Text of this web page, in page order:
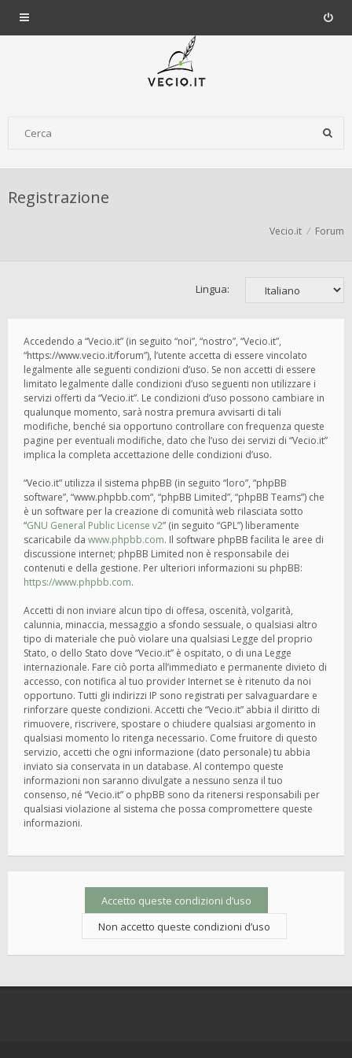
Registrazione
Vecio.it Forum
Lingua:
Accedendo a “Vecio.it” (in seguito “noi”, “nostro”, “Vecio.it”,
“https://www.vecio.it/forum”), l’utente accetta di essere vincolato
legalmente alle seguenti condizioni d’uso. Se non accetti di essere
limitato legalmente dalle condizioni d’uso seguenti non utilizzare i
servizi offerti da “Vecio.it”. Le condizioni d’uso possono cambiare in
qualunque momento, sarà nostra premura avvisarti di tali
modifiche, benché sia opportuno controllare con frequenza queste
pagine per eventuali modifiche, dato che l’uso dei servizi di “Vecio.it”
implica la completa accettazione delle condizioni d’uso.
“Vecio.it” utilizza il sistema phpBB (in seguito “loro”, “phpBB
software”, “www.phpbb.com”, “phpBB Limited”, “phpBB Teams”) che
è un software per la creazione di comunità web rilasciata sotto
“GNU General Public License v2” (in seguito “GPL”) liberamente
scaricabile da www.phpbb.com. Il software phpBB facilita le aree di
discussione internet; phpBB Limited non è responsabile dei
contenuti e della gestione. Per ulteriori informazioni su phpBB:
https://www.phpbb.com.
Accetti di non inviare alcun tipo di offesa, oscenità, volgarità,
calunnia, minaccia, messaggio a sfondo sessuale, o qualsiasi altro
tipo di materiale che può violare una qualsiasi Legge del proprio
Stato, o dello Stato dove “Vecio.it” è ospitato, o di una Legge
internazionale. Fare ciò porta all’immediato e permanente divieto di
accesso, con notifica al tuo provider Internet se è ritenuto da noi
opportuno. Tutti gli indirizzi IP sono registrati per salvaguardare e
rinforzare queste condizioni. Accetti che “Vecio.it” abbia il diritto di
rimuovere, riscrivere, spostare o chiudere qualsiasi argomento in
qualsiasi momento lo ritenga necessario. Come fruitore di questo
servizio, accetti che ogni informazione (dato personale) tu abbia
inviato sia conservata in un database. Al contempo queste
informazioni non saranno divulgate a nessuno senza il tuo
consenso, né “Vecio.it” o phpBB sono da ritenersi responsabili per
qualsiasi violazione al sistema che possa compromettere queste
informazioni.